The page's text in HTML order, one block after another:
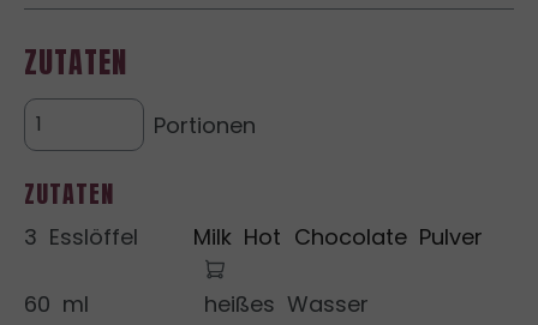
ZUTATEN
Portionen
ZUTATEN
3 Esslöffel Milk Hot Chocolate Pulver
60 ml
heißes Wasser